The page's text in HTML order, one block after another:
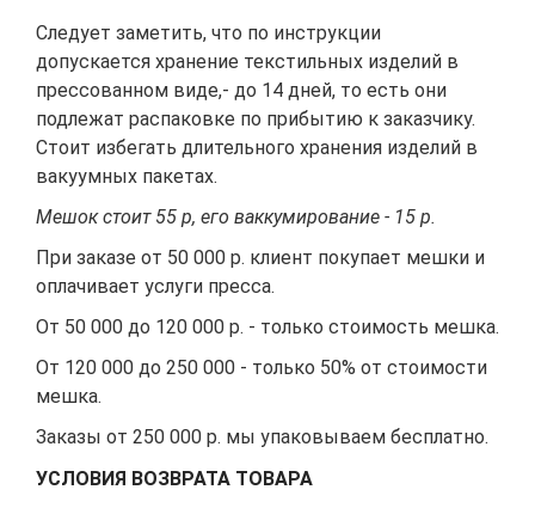
Следует заметить, что по инструкции
допускается хранение текстильных изделий в
прессованном виде,- до 14 дней, то есть они
подлежат распаковке по прибытию к заказчику.
Стоит избегать длительного хранения изделий в
вакуумных пакетах.
Мешок стоит 55 р, его ваккумирование - 15 р.
При заказе от 50 000 р. клиент покупает мешки и
оплачивает услуги пресса.
От 50 000 до 120 000 р. - только стоимость мешка.
От 120 000 до 250 000 - только 50% от стоимости
мешка.
Заказы от 250 000 р. мы упаковываем бесплатно.
УСЛОВИЯ ВОЗВРАТА ТОВАРА